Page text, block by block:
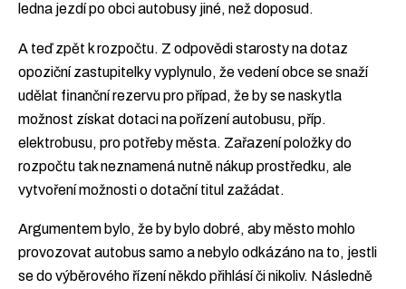
ledna jezdí po obci autobusy jiné, než doposud.
A teď zpět k rozpočtu. Z odpovědi starosty na dotaz
opoziční zastupitelky vyplynulo, že vedení obce se snaží
udělat finanční rezervu pro případ, že by se naskytla
možnost získat dotaci na pořízení autobusu, příp.
elektrobusu, pro potřeby města. Zařazení položky do
rozpočtu tak neznamená nutně nákup prostředku, ale
vytvoření možnosti o dotační titul zažádat.
Argumentem bylo, že by bylo dobré, aby město mohlo
provozovat autobus samo a nebylo odkázáno na to, jestli
se do výběrového řízení někdo přihlásí či nikoliv. Následně